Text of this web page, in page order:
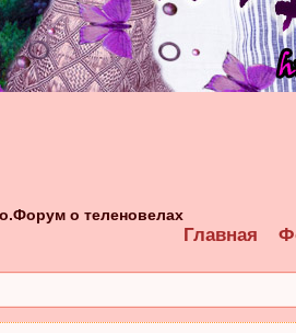
о теленовелах
Главная